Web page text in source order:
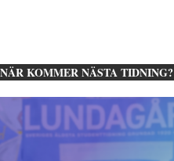
NÄR KOMMER NÄSTA TIDNING?